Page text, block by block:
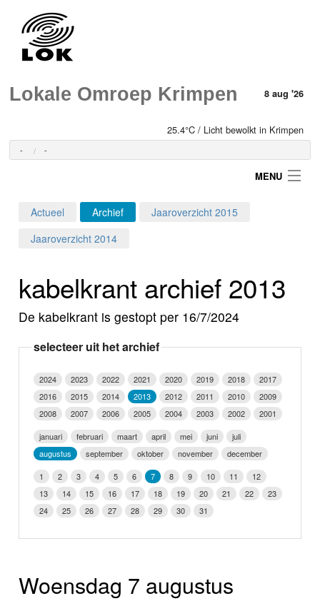
Lokale Omroep Krimpen 8 aug '26
25.4°C / Licht bewolkt in Krimpen
- -
MENU
Programma's
Video
Webcam
Info
Actueel Archief
Jaaroverzicht 2015
Jaaroverzicht 2014
kabelkrant archief 2013
De kabelkrant is gestopt per 16/7/2024
selecteer uit het archief
2024 2023 2022 2021 2020 2019 2018
2017
2016
2015 2014 2013 2012 2011 2010
2009
2008
2007 2006 2005 2004 2003 2002
2001
januari
februari maart april mei juni
juli
augustus
september oktober november
december
1
2 3 4 5 6 7 8 9 10 11
12
13
14 15 16 17 18 19 20 21 22
23
24
25 26 27 28 29 30 31
Woensdag 7 augustus